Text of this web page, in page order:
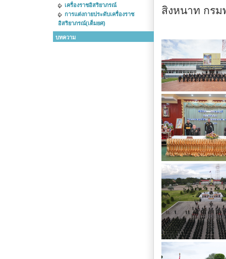
เครื่องราชอิสริยาภรณ์
การแต่งกายประดับเครื่องราช
อิสริยาภรณ์(เต็มยศ)
บทความ
สิงหนาท กรม